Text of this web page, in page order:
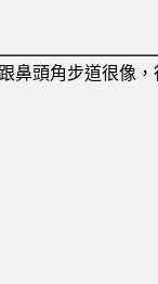
跟鼻頭角步道很像